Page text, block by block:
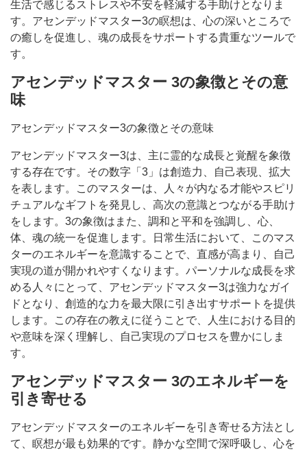
生活で感じるストレスや不安を軽減する手助けとなりま
す。アセンデッドマスター3の瞑想は、心の深いところで
の癒しを促進し、魂の成長をサポートする貴重なツールで
す。
アセンデッドマスター 3の象徴とその意
味
アセンデッドマスター3の象徴とその意味
アセンデッドマスター3は、主に霊的な成長と覚醒を象徴
する存在です。その数字「3」は創造力、自己表現、拡大
を表します。このマスターは、人々が内なる才能やスピリ
チュアルなギフトを発見し、高次の意識とつながる手助け
をします。3の象徴はまた、調和と平和を強調し、心、
体、魂の統一を促進します。日常生活において、このマス
ターのエネルギーを意識することで、直感が高まり、自己
実現の道が開かれやすくなります。パーソナルな成長を求
める人々にとって、アセンデッドマスター3は強力なガイ
ドとなり、創造的な力を最大限に引き出すサポートを提供
します。この存在の教えに従うことで、人生における目的
や意味を深く理解し、自己実現のプロセスを豊かにしま
す。
アセンデッドマスター 3のエネルギーを
引き寄せる
アセンデッドマスターのエネルギーを引き寄せる方法とし
て、瞑想が最も効果的です。静かな空間で深呼吸し、心を